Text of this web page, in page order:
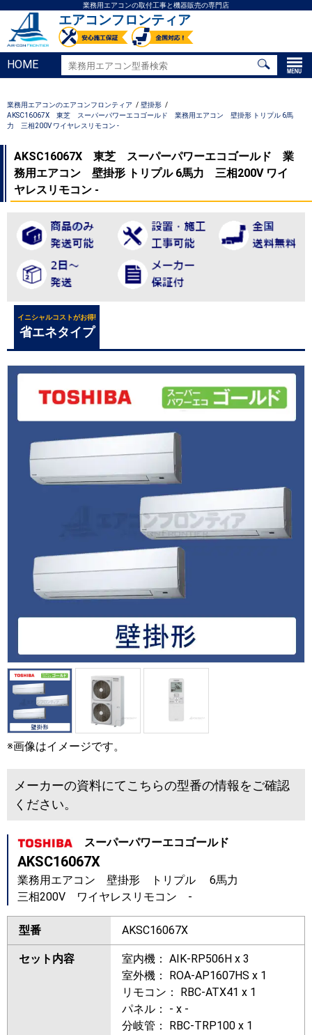
業務用エアコンの取付工事と機器販売の専門店
エアコンフロンティア
HOME
業務用エアコンのエアコンフロンティア
壁掛形
AKSC16067X 東芝 スーパーパワーエコゴールド 業務用エアコン 壁掛形 トリプル 6馬
力 三相200V ワイヤレスリモコン -
AKSC16067X 東芝 スーパーパワーエコゴールド 業
務用エアコン 壁掛形 トリプル 6馬力 三相200V ワイ
ヤレスリモコン -
イニシャルコストがお得!
省エネタイプ
※画像はイメージです。
メーカーの資料にてこちらの型番の情報をご確認
ください。
スーパーパワーエコゴールド
AKSC16067X
業務用エアコン 壁掛形 トリプル 6馬力
三相200V ワイヤレスリモコン -
型番 AKSC16067X
セット内容
室内機： AIK-RP506H x 3
室外機： ROA-AP1607HS x 1
リモコン： RBC-ATX41 x 1
パネル： - x -
分岐管： RBC-TRP100 x 1